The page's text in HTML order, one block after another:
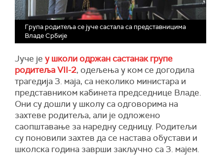
Група родитеља се јуче састала са представницима
Владе Србије
Јуче је у школи одржан састанак групе
родитеља VII-2, одељења у ком се догодила
трагедија 3. маја, са неколико министара и
представником кабинета председнице Владе.
Они су дошли у школу са одговорима на
захтеве родитеља, али је одложено
саопштавање за наредну седницу. Родитељи
су поновили захтев да се настава обустави и
школска година заврши закључно са 3. мајем.